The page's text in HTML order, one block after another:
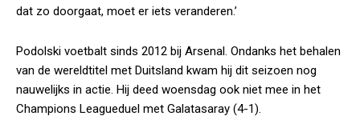
dat zo doorgaat, moet er iets veranderen.’
Podolski voetbalt sinds 2012 bij Arsenal. Ondanks het behalen
van de wereldtitel met Duitsland kwam hij dit seizoen nog
nauwelijks in actie. Hij deed woensdag ook niet mee in het
Champions Leagueduel met Galatasaray (4-1).